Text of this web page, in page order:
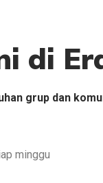
di
grup dan
minggu